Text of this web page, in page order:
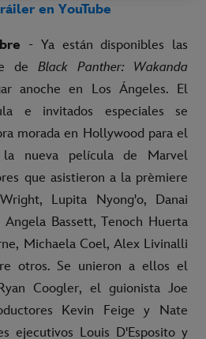
en YouTube
- Ya están disponibles las
deBlack Panther: Wakanda
anoche en Los Ángeles. El
e invitados especiales se
morada en Hollywood para el
nueva película de Marvel
que asistieron a la prèmiere
Lupita Nyong'o, Danai
Bassett, Tenoch Huerta
Michaela Coel, Alex Livinalli
otros. Se unieron a ellos el
Coogler, el guionista Joe
Kevin Feige y Nate
ejecutivos Louis D'Esposito y